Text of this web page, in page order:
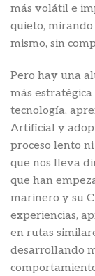
más volátil e
quieto,
mismo, sin
Pero hay una
más
tecnología,
Artificial y
proceso lento
que nos lleva
que han
marinero y su
experiencias,
en rutas
desarrollando